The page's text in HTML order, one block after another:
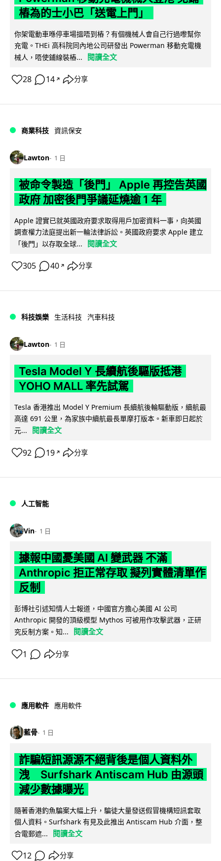
樁為的士小巴「送電上門」
你架電動車喺停車場搵唔到樁？有個機械人會自己行過嚟幫你
充電。THEi 高科院同內地公司研發出 Powerman 移動充電機
械人，唔使鋪線裝樁...
閱讀全文
28 14 ↗ 分享
商業科技 資訊保安
Lawton 1 日
被命令製造「後門」 Apple 再控告英國
政府 加密後門爭議延燒逾 1 年
Apple 證實已就英國政府要求取得用戶加密資料一事，向英國
調查權力法庭提出新一輪法律訴訟。英國政府要求 Apple 建立
「後門」以存取全球...
閱讀全文
305 40 ↗ 分享
科技娛樂 生活科技 汽車科技
Lawton 1 日
Tesla Model Y 長續航後驅版抵港
YOHO MALL 率先試駕
Tesla 香港推出 Model Y Premium 長續航後輪驅動版，續航最
高達 691 公里，為家族中續航最長單摩打版本。新車即日起於
元...
閱讀全文
92 19 ↗ 分享
人工智能
Vin 1 日
據報中國憂美國 AI 變武器 不滿
Anthropic 拒正常存取 擬列實體清單作
反制
彭博社引述知情人士報道，中國官方擔心美國 AI 公司
Anthropic 開發的頂級模型 Mythos 可被用作攻擊武器，正研
究反制方案。知...
閱讀全文
1 分享
應用軟件 應用軟件
藍骨 1 日
詐騙短訊源源不絕背後是個人資料外
洩 Surfshark Antiscam Hub 由源頭
減少數據曝光
隨著香港釣魚騙案大幅上升，騙徒大量發送假冒機構短訊套取
個人資料。Surfshark 有見及此推出 Antiscam Hub 介面，整
合電郵遮...
閱讀全文
12 分享